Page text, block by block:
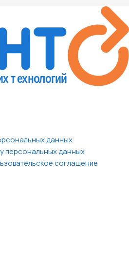
данных
персональных данных
соглашение